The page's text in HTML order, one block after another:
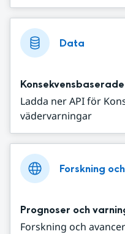
Data
Ladda ner API för
vädervarningar
Forskning
Prognoser och
Forskning och